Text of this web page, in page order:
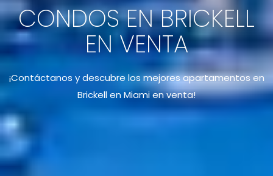
CONDOS EN BRICKELL
EN VENTA
¡Contáctanos y descubre los mejores apartamentos en
Brickell en Miami en venta!